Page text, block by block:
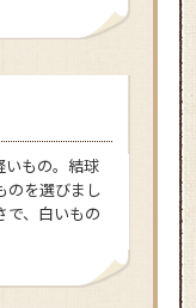
いもの。結球
のを選びまし
で、白いもの